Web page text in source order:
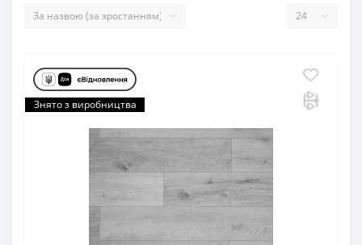
Знято з виробництва